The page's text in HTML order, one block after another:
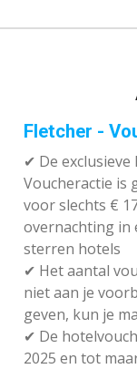
Fletcher -
✔ De exclusieve
Voucheractie is
voor slechts €
overnachting in
sterren hotels
✔ Het aantal
niet aan je
geven, kun je
✔ De
2025 en tot